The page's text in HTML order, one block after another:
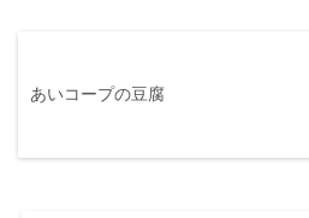
あいコープの豆腐